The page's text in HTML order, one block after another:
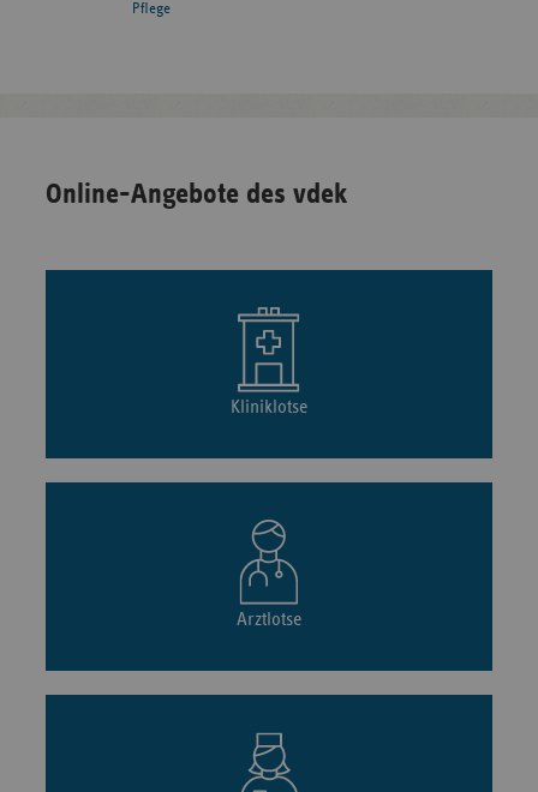
Pflege
Online-Angebote des vdek
Kliniklotse
Arztlotse